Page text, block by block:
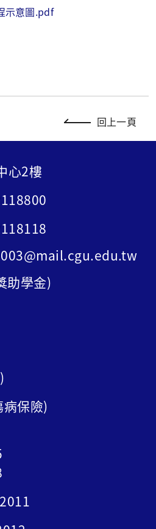
示意圖.pdf
回上一頁
心2樓
助學金)
保險)